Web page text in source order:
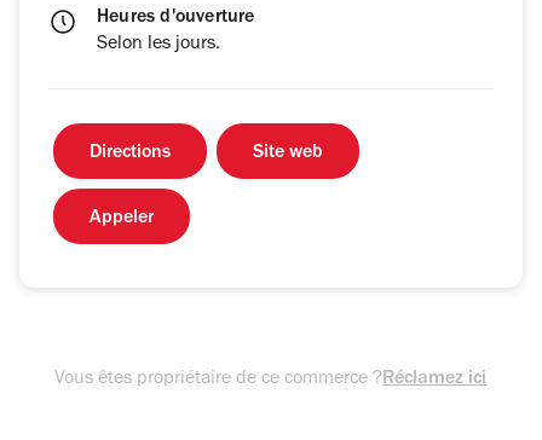
Heures d'ouverture
Selon les jours.
Directions Site web
Appeler
Vous êtes propriétaire de ce commerce ?Réclamez ici